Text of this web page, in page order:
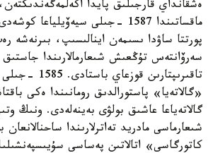
ەشقانداي قارجىلىق پايدا
ماقساتىندا 1587 -جىلى
پورتتا ساۋدا ىسىمەن اينالىسىپ، بىرنەشە
سەرۆانتەس تۇڭعىش شىعارمالارىندا
تاقىرىپتارىن
«گالاتەيا» پاستورالدىق رومانىندا ەكى
گالاتەياعا عاشىق بولۋى بەينەلەدى. ونىڭ
شىعارماسى مادريد تەاترلارىندا ساحنالانعان
كاتورگاسى» اتالاتىن پەساسى